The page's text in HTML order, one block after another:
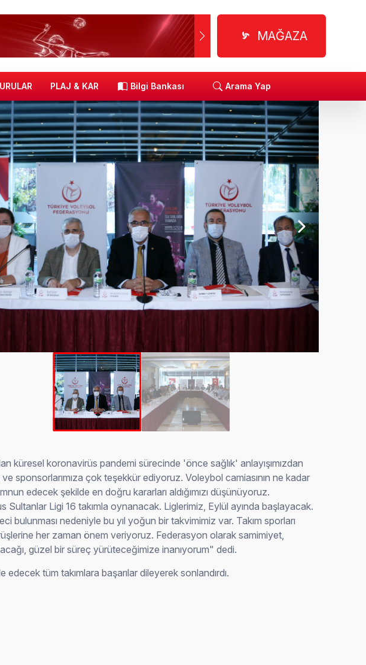
MAĞAZA
PLAJ & KAR Bilgi Bankası Arama Yap
küresel koronavirüs pandemi sürecinde 'önce sağlık' anlayışımızdan
sponsorlarımıza çok teşekkür ediyoruz. Voleybol camiasının ne kadar
edecek şekilde en doğru kararları aldığımızı düşünüyoruz.
Sultanlar Ligi 16 takımla oynanacak. Liglerimiz, Eylül ayında başlayacak.
bulunması nedeniyle bu yıl yoğun bir takvimimiz var. Takım sporları
her zaman önem veriyoruz. Federasyon olarak samimiyet,
güzel bir süreç yürüteceğimize inanıyorum" dedi.
tüm takımlara başarılar dileyerek sonlandırdı.